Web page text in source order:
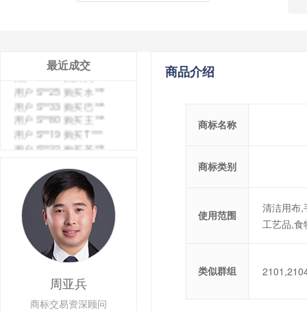
最近成交
用户 S**4 购买 天***
用户 S**6 购买 七***
用户 S**0 购买 冠***
用户 S**4 购买 朴***
用户 S**5 购买 云***
用户 S**9 购买 停***
用户 S**0 购买 V***
用户 S**1 购买 皇***
用户 S**8 购买 专***
用户 S**14 购买 宅***
用户 S**26 购买 图***
用户 S**10 购买 侯***
用户 S**25 购买 水***
用户 S**33 购买 巴***
周亚兵
商标交易资深顾问
商品介绍
商标名称
商标类别
使用范围
清洁用布,
工艺品,食
类似群组